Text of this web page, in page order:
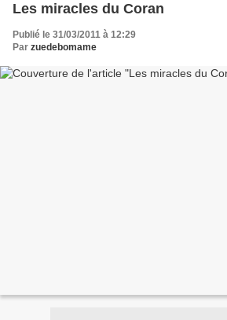
Les miracles du Coran
Publié le 31/03/2011 à 12:29
Par zuedebomame